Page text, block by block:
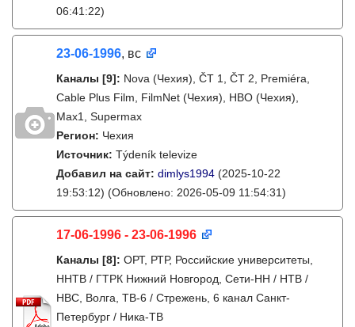
06:41:22)
23-06-1996, вс
Каналы [9]: Nova (Чехия), ČT 1, ČT 2, Premiéra,
Cable Plus Film, FilmNet (Чехия), HBO (Чехия),
Max1, Supermax
Регион: Чехия
Источник: Týdeník televize
Добавил на сайт: dimlys1994 (2025-10-22
19:53:12) (Обновлено: 2026-05-09 11:54:31)
17-06-1996 - 23-06-1996
Каналы [8]: ОРТ, РТР, Российские университеты,
ННТВ / ГТРК Нижний Новгород, Сети-НН / НТВ /
НВС, Волга, ТВ-6 / Стрежень, 6 канал Санкт-
Петербург / Ника-ТВ